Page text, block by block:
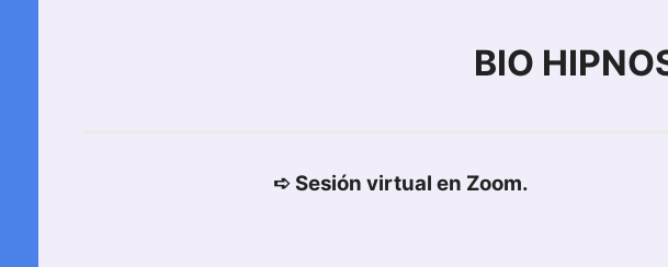
BIO
➪ Sesión virtual en Zoom.